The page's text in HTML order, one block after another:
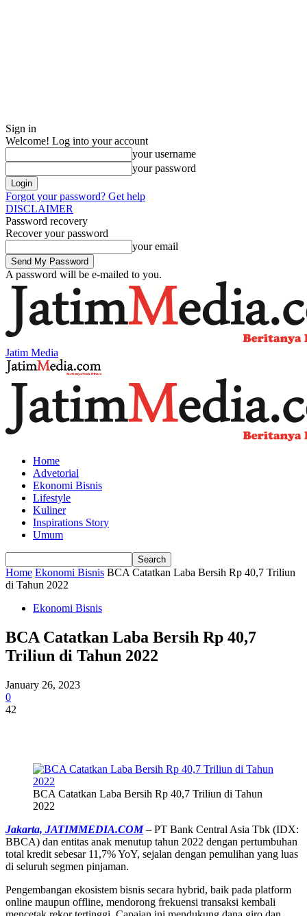
Sign in
Welcome! Log into your account
your username
your password
Forgot your password? Get help
DISCLAIMER
Password recovery
Recover your password
your email
A password will be e-mailed to you.
Jatim Media
Home
Advetorial
Ekonomi Bisnis
Lifestyle
Kuliner
Inspirations Story
Umum
Home Ekonomi Bisnis BCA Catatkan Laba Bersih Rp 40,7 Triliun
di Tahun 2022
Ekonomi Bisnis
BCA Catatkan Laba Bersih Rp 40,7
Triliun di Tahun 2022
January 26, 2023
0
42
BCA Catatkan Laba Bersih Rp 40,7 Triliun di Tahun
2022
Jakarta, JATIMMEDIA.COM– PT Bank Central Asia Tbk (IDX:
BBCA) dan entitas anak menutup tahun 2022 dengan pertumbuhan
total kredit sebesar 11,7% YoY, sejalan dengan pemulihan yang luas
di seluruh segmen pinjaman.
Pengembangan ekosistem bisnis secara hybrid, baik pada platform
online maupun offline, mendorong frekuensi transaksi kembali